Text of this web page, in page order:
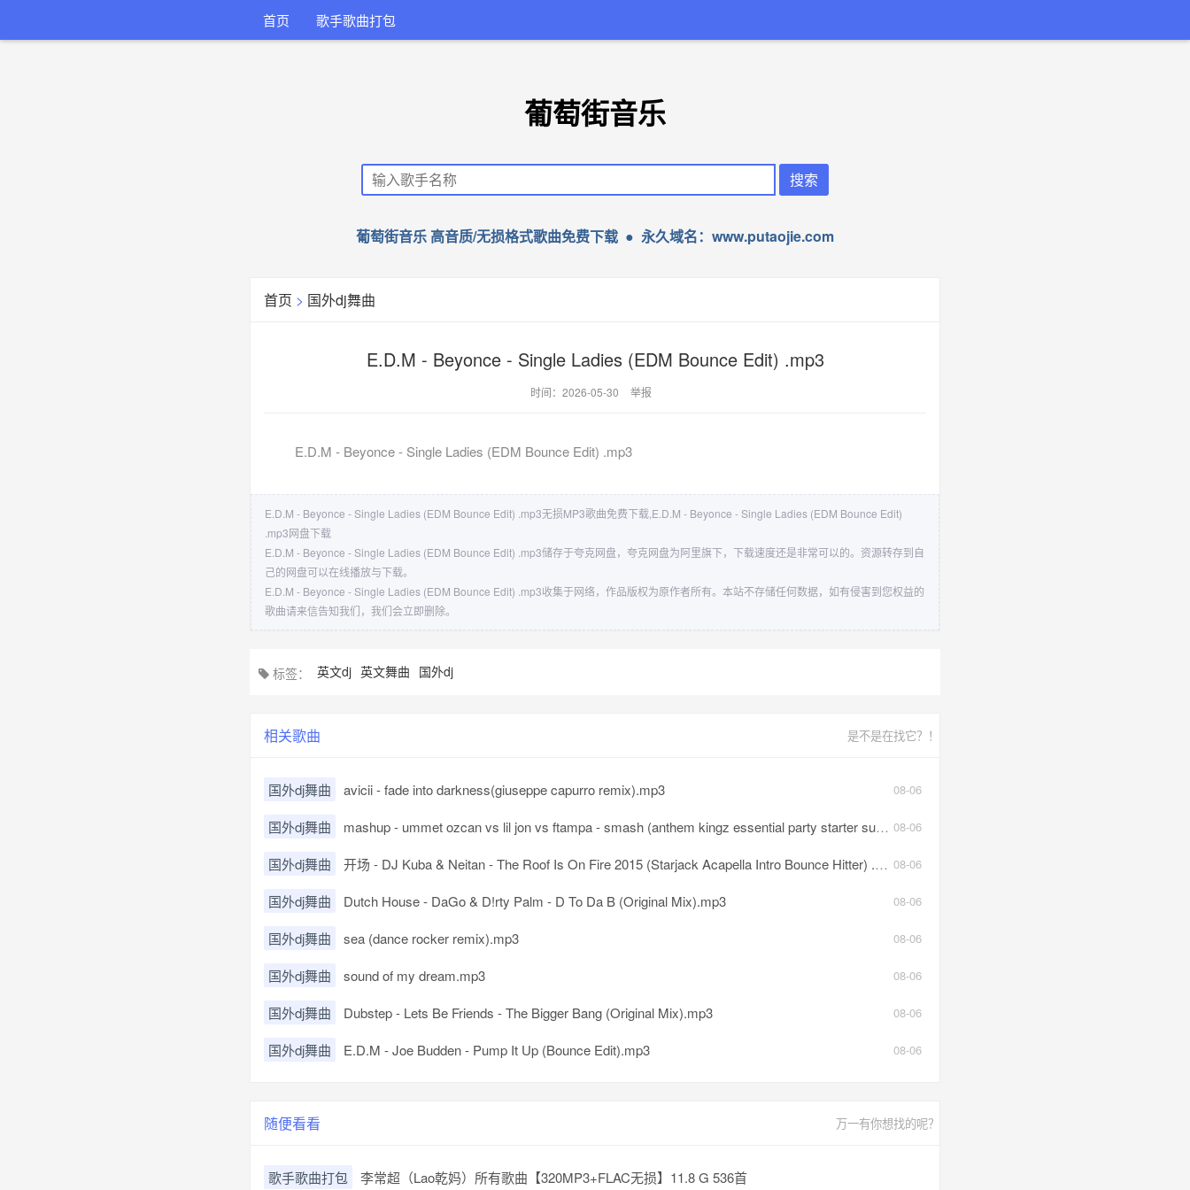
首页 歌手歌曲打包
葡萄街音乐
葡萄街音乐 高音质/无损格式歌曲免费下载 ● 永久域名：www.putaojie.com
首页 > 国外dj舞曲
E.D.M - Beyonce - Single Ladies (EDM Bounce Edit) .mp3
时间：2026-05-30 举报
E.D.M - Beyonce - Single Ladies (EDM Bounce Edit) .mp3
E.D.M - Beyonce - Single Ladies (EDM Bounce Edit) .mp3无损MP3歌曲免费下载,E.D.M - Beyonce - Single Ladies (EDM Bounce Edit)
.mp3网盘下载
E.D.M - Beyonce - Single Ladies (EDM Bounce Edit) .mp3储存于夸克网盘，夸克网盘为阿里旗下，下载速度还是非常可以的。资源转存到自
己的网盘可以在线播放与下载。
E.D.M - Beyonce - Single Ladies (EDM Bounce Edit) .mp3收集于网络，作品版权为原作者所有。本站不存储任何数据，如有侵害到您权益的
歌曲请来信告知我们，我们会立即删除。
标签： 英文dj 英文舞曲 国外dj
相关歌曲 是不是在找它？！
08-06
国外dj舞曲 avicii - fade into darkness(giuseppe capurro remix).mp3
08-06
国外dj舞曲 mashup - ummet ozcan vs lil jon vs ftampa - smash (anthem kingz essential party starter suprise edit.mp3
08-06
国外dj舞曲 开场 - DJ Kuba & Neitan - The Roof Is On Fire 2015 (Starjack Acapella Intro Bounce Hitter) .mp3
08-06
国外dj舞曲 Dutch House - DaGo & D!rty Palm - D To Da B (Original Mix).mp3
08-06
国外dj舞曲 sea (dance rocker remix).mp3
08-06
国外dj舞曲 sound of my dream.mp3
08-06
国外dj舞曲 Dubstep - Lets Be Friends - The Bigger Bang (Original Mix).mp3
08-06
国外dj舞曲 E.D.M - Joe Budden - Pump It Up (Bounce Edit).mp3
随便看看 万一有你想找的呢？
歌手歌曲打包 李常超（Lao乾妈）所有歌曲【320MP3+FLAC无损】11.8 G 536首